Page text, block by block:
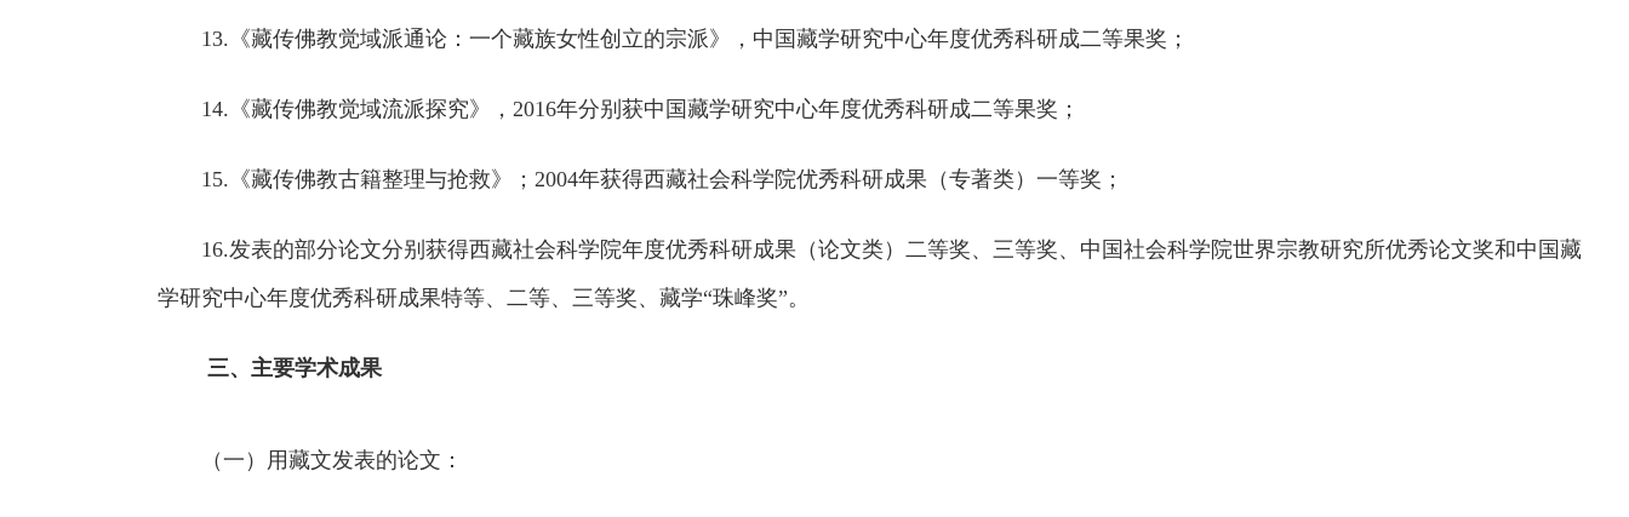
13.《藏传佛教觉域派通论：一个藏族女性创立的宗派》，中国藏学研究中心年度优秀科研成二等果奖；
14.《藏传佛教觉域流派探究》，2016年分别获中国藏学研究中心年度优秀科研成二等果奖；
15.《藏传佛教古籍整理与抢救》；2004年获得西藏社会科学院优秀科研成果（专著类）一等奖；
16.发表的部分论文分别获得西藏社会科学院年度优秀科研成果（论文类）二等奖、三等奖、中国社会科学院世界宗教研究所优秀论文奖和中国藏
学研究中心年度优秀科研成果特等、二等、三等奖、藏学“珠峰奖”。
三、主要学术成果
（一）用藏文发表的论文：